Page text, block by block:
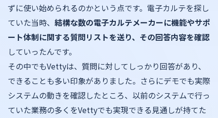
ずに使い始められるのかという点です。電子カルテを探し
ていた当時、 結構な数の電子カルテメーカーに機能やサポ
ート体制に関する質問リストを送り、その回答内容を確認
していったんです。
その中でもVettyは、質問に対してしっかり回答があり、
できることも多い印象がありました。さらにデモでも実際
システムの動きを確認したところ、以前のシステムで行っ
ていた業務の多くをVettyでも実現できる見通しが持てた